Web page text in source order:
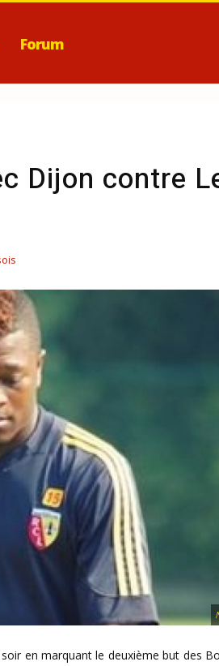
Forum
Dijon contre
en marquant le deuxième but des